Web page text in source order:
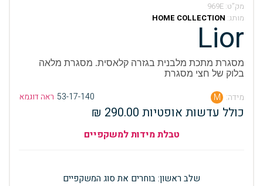
מק”ט: 969E
מותג: HOME COLLECTION
Lior
מסגרת מתכת מלבנית בגזרה קלאסית. מסגרת מלאה
בלוק של חצי מסגרת
מידה: M
53-17-140 ראה דוגמא
כולל עדשות אופטיות 290.00 ₪
טבלת מידות למשקפיים
שלב ראשון: בוחרים את סוג המשקפיים